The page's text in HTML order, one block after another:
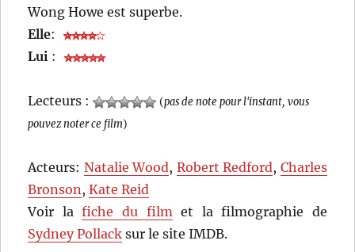
Wong Howe est superbe.
Elle:
Lui :
Lecteurs : (pas de note pour l'instant, vous
pouvez noter ce film)
Acteurs: Natalie Wood, Robert Redford, Charles
Bronson,Kate Reid
Voir lafiche du filmet la filmographie de
Sydney Pollack sur le site IMDB.